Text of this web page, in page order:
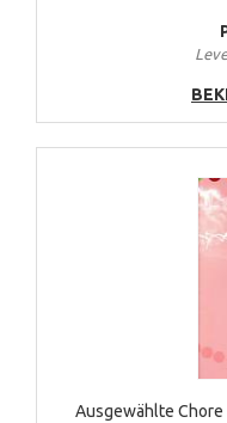
Ausgewählte Chore